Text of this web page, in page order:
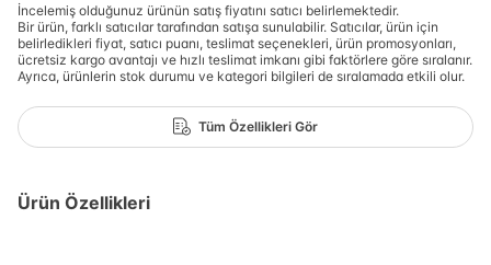
İncelemiş olduğunuz ürünün satış fiyatını satıcı belirlemektedir.
Bir ürün, farklı satıcılar tarafından satışa sunulabilir. Satıcılar, ürün için
belirledikleri fiyat, satıcı puanı, teslimat seçenekleri, ürün promosyonları,
ücretsiz kargo avantajı ve hızlı teslimat imkanı gibi faktörlere göre sıralanır.
Ayrıca, ürünlerin stok durumu ve kategori bilgileri de sıralamada etkili olur.
Tüm Özellikleri Gör
Ürün Özellikleri